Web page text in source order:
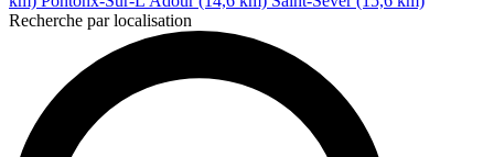
Recherche par localisation